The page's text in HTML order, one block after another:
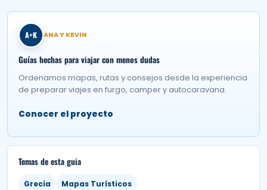
A+K ANA Y KEVIN
Guías hechas para viajar con menos dudas
Ordenamos mapas, rutas y consejos desde la experiencia
de preparar viajes en furgo, camper y autocaravana.
Conocer el proyecto
Temas de esta guia
Grecia Mapas Turísticos